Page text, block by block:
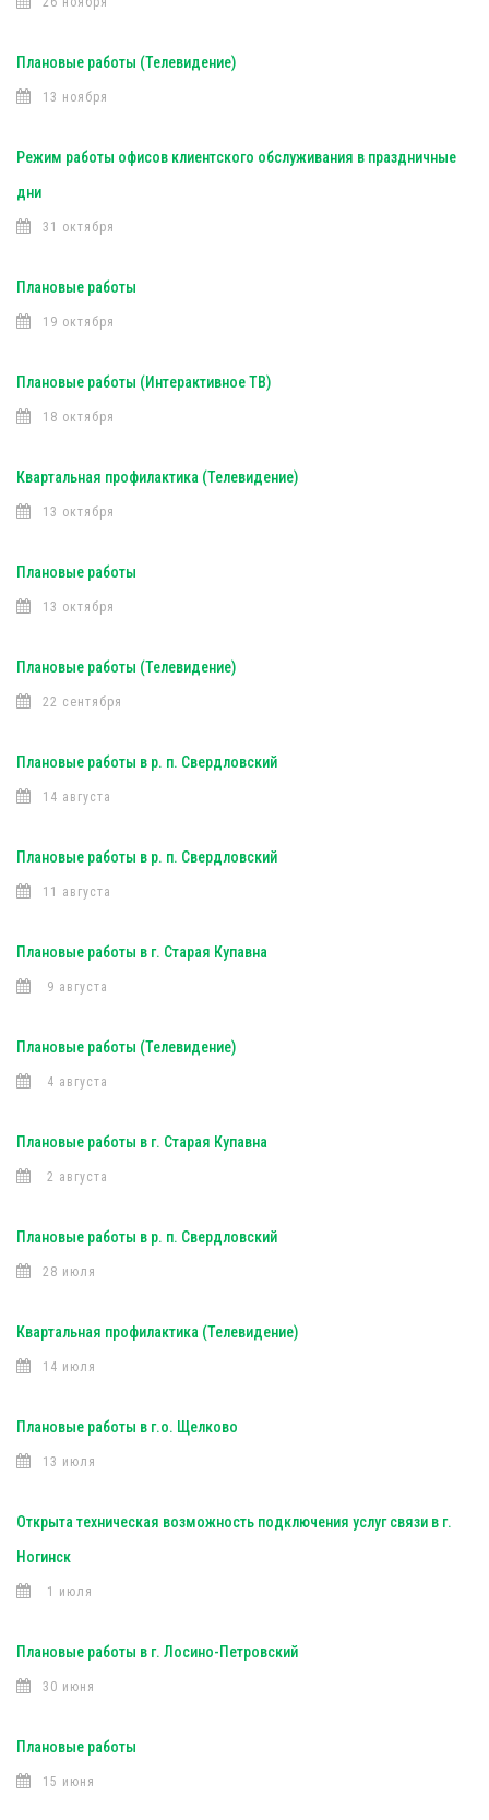
Плановые работы (Телевидение)
13 ноября
Режим работы офисов клиентского обслуживания в праздничные
дни
31 октября
Плановые работы
19 октября
Плановые работы (Интерактивное ТВ)
18 октября
Квартальная профилактика (Телевидение)
13 октября
Плановые работы
13 октября
Плановые работы (Телевидение)
22 сентября
Плановые работы в р. п. Свердловский
14 августа
Плановые работы в р. п. Свердловский
11 августа
Плановые работы в г. Старая Купавна
9 августа
Плановые работы (Телевидение)
4 августа
Плановые работы в г. Старая Купавна
2 августа
Плановые работы в р. п. Свердловский
28 июля
Квартальная профилактика (Телевидение)
14 июля
Плановые работы в г.о. Щелково
13 июля
Открыта техническая возможность подключения услуг связи в г.
Ногинск
1 июля
Плановые работы в г. Лосино-Петровский
30 июня
Плановые работы
15 июня